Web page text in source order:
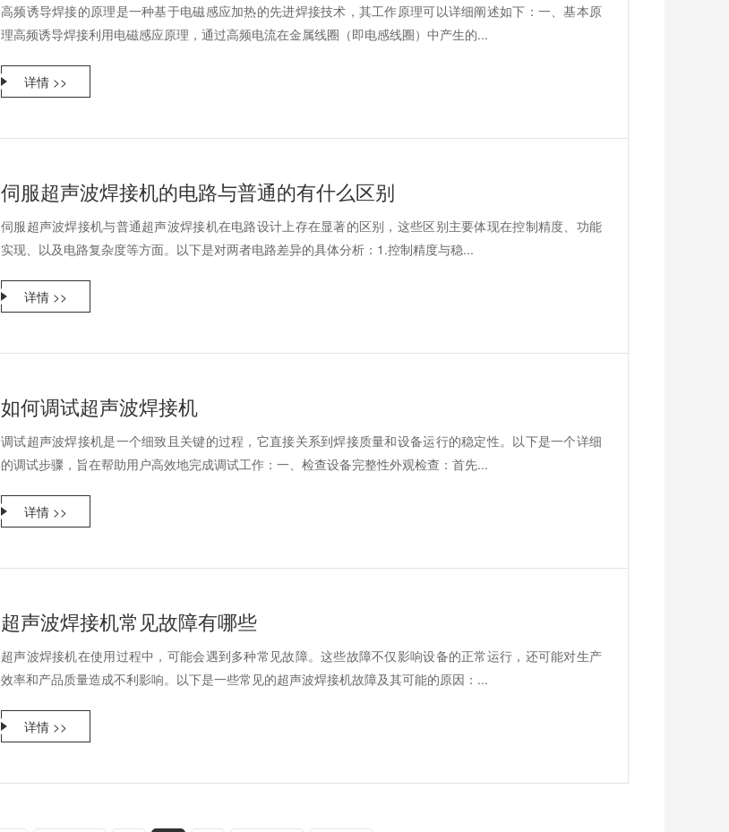
高频诱导焊接的原理是一种基于电磁感应加热的先进焊接技术，其工作原理可以详细阐述如下：一、基本原
理高频诱导焊接利用电磁感应原理，通过高频电流在金属线圈（即电感线圈）中产生的...
详情 >>
伺服超声波焊接机的电路与普通的有什么区别
伺服超声波焊接机与普通超声波焊接机在电路设计上存在显著的区别，这些区别主要体现在控制精度、功能
实现、以及电路复杂度等方面。以下是对两者电路差异的具体分析：1.控制精度与稳...
详情 >>
如何调试超声波焊接机
调试超声波焊接机是一个细致且关键的过程，它直接关系到焊接质量和设备运行的稳定性。以下是一个详细
的调试步骤，旨在帮助用户高效地完成调试工作：一、检查设备完整性外观检查：首先...
详情 >>
超声波焊接机常见故障有哪些
超声波焊接机在使用过程中，可能会遇到多种常见故障。这些故障不仅影响设备的正常运行，还可能对生产
效率和产品质量造成不利影响。以下是一些常见的超声波焊接机故障及其可能的原因：...
详情 >>